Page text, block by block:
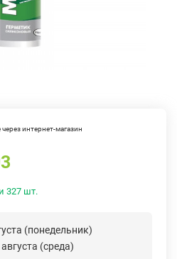
интернет-магазин
327 шт.
(понедельник)
(среда)